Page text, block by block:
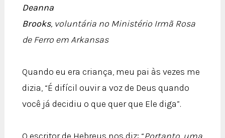
Deanna
Brooks, voluntária no Ministério Irmã Rosa
de Ferro em Arkansas
Quando eu era criança, meu pai às vezes me
dizia, “É difícil ouvir a voz de Deus quando
você já decidiu o que quer que Ele diga”.